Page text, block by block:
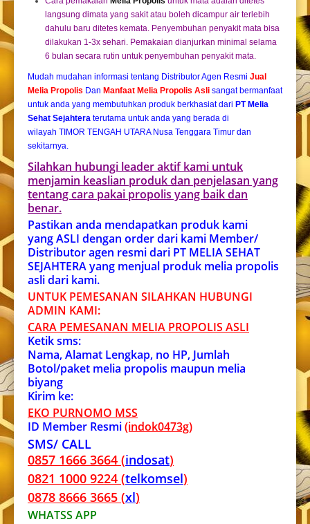
langsung dimata yang sakit atau boleh dicampur air terlebih
dahulu baru ditetes kemata. Penyembuhan penyakit mata bisa
dilakukan 1-3x sehari. Pemakaian dianjurkan minimal selama
6 bulan secara rutin untuk penyembuhan penyakit mata.
Mudah mudahan informasi tentang Distributor Agen Resmi Jual
Melia Propolis Dan Manfaat Melia Propolis Asli sangat bermanfaat
untuk anda yang membutuhkan produk berkhasiat dari PT Melia
Sehat Sejahtera terutama untuk anda yang berada di
wilayah TIMOR TENGAH UTARA Nusa Tenggara Timur dan
sekitarnya.
Silahkan hubungi leader aktif kami untuk
menjamin keaslian produk dan penjelasan yang
tentang cara pakai propolis yang baik dan
benar.
Pastikan anda mendapatkan produk kami
yang ASLI dengan order dari kami Member/
Distributor agen resmi dari PT MELIA SEHAT
SEJAHTERA yang menjual produk melia propolis
asli dari kami.
UNTUK PEMESANAN SILAHKAN HUBUNGI
ADMIN KAMI:
CARA PEMESANAN MELIA PROPOLIS ASLI
Ketik sms:
Nama, Alamat Lengkap, no HP, Jumlah
Botol/paket melia propolis maupun melia
biyang
Kirim ke:
EKO PURNOMO MSS
ID Member Resmi(indok0473g)
SMS/ CALL
0857 1666 3664 (indosat)
0821 1000 9224 (telkomsel)
0878 8666 3665 (xl)
WHATSS APP